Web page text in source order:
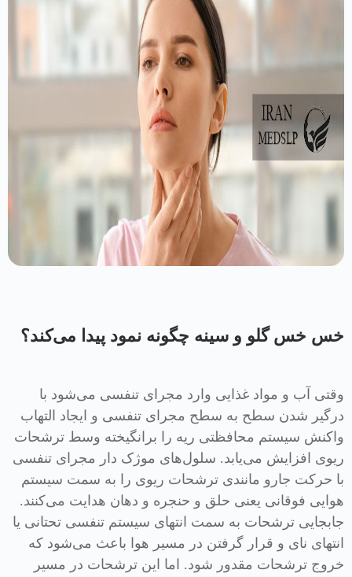
خس خس گلو و سینه چگونه نمود پیدا می‌کند؟
وقتی آب و مواد غذایی وارد مجرای تنفسی می‌شود با
درگیر شدن سطح به سطح مجرای تنفسی و ایجاد التهاب
واکنش سیستم محافظتی ریه را برانگیخته وسط ترشحات
ریوی افزایش می‌یابد. سلول‌های موژک دار مجرای تنفسی
با حرکت جارو مانندی ترشحات ریوی را به سمت سیستم
هوایی فوقانی یعنی حلق و حنجره و دهان هدایت می‌کنند.
جابجایی ترشحات به سمت انتهای سیستم تنفسی تحتانی یا
انتهای نای و قرار گرفتن در مسیر هوا باعث می‌شود که
خروج ترشحات مقدور شود. اما این ترشحات در مسیر